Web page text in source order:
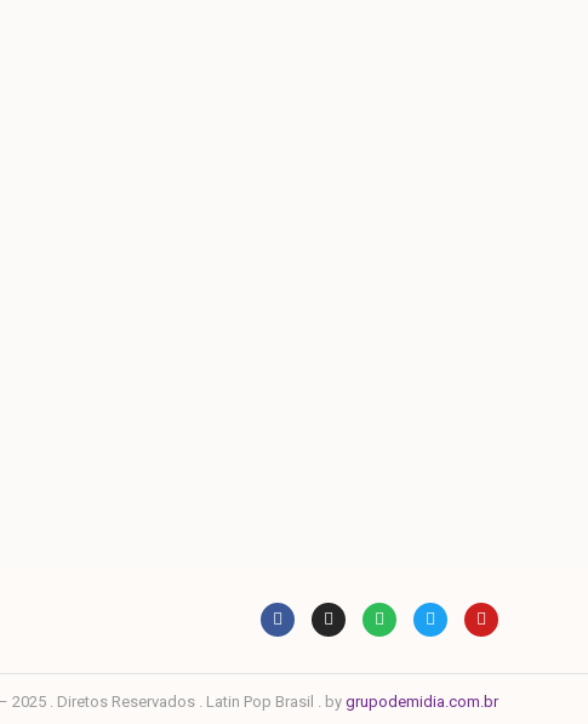
2025 . Diretos Reservados . Latin Pop Brasil . by grupodemidia.com.br